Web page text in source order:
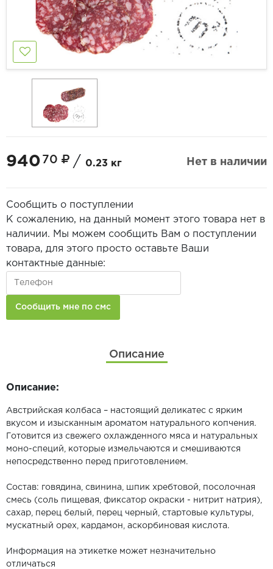
940 70 / 0.23 кг Нет в наличии
Сообщить о поступлении
К сожалению, на данный момент этого товара нет в
наличии. Мы можем сообщить Вам о поступлении
товара, для этого просто оставьте Ваши
контактные данные:
Описание
Описание:
Австрийская колбаса – настоящий деликатес с ярким
вкусом и изысканным ароматом натурального копчения.
Готовится из свежего охлажденного мяса и натуральных
моно-специй, которые измельчаются и смешиваются
непосредственно перед приготовлением.
Состав: говядина, свинина, шпик хребтовой, посолочная
смесь (соль пищевая, фиксатор окраски - нитрит натрия),
сахар, перец белый, перец черный, стартовые культуры,
мускатный орех, кардамон, аскорбиновая кислота.
Информация на этикетке может незначительно
отличаться